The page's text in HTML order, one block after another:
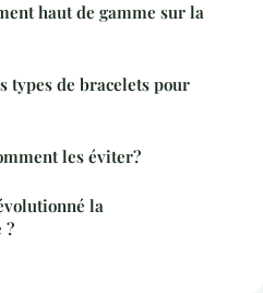
haut de gamme sur la
types de bracelets pour
les éviter?
la
?